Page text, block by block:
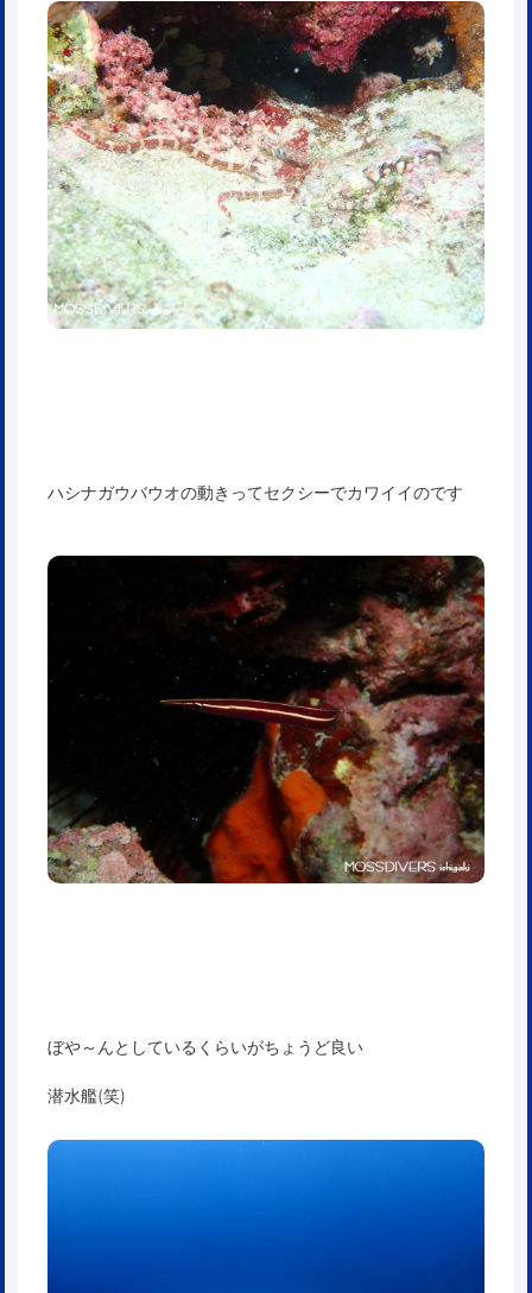
ハシナガウバウオの動きってセクシーでカワイイのです
ぼや～んとしているくらいがちょうど良い
潜水艦(笑)